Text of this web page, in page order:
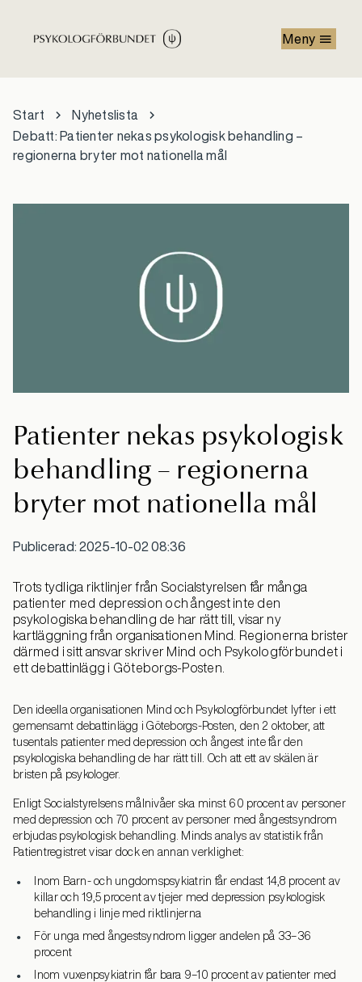
Meny
Start
Nyhetslista
Debatt: Patienter nekas psykologisk behandling –
regionerna bryter mot nationella mål
Patienter nekas psykologisk
behandling – regionerna
bryter mot nationella mål
Publicerad: 2025-10-02 08:36
Trots tydliga riktlinjer från Socialstyrelsen får många
patienter med depression och ångest inte den
psykologiska behandling de har rätt till, visar ny
kartläggning från organisationen Mind. Regionerna brister
därmed i sitt ansvar skriver Mind och Psykologförbundet i
ett debattinlägg i Göteborgs-Posten.
Den ideella organisationen Mind och Psykologförbundet lyfter i ett
gemensamt debattinlägg i Göteborgs-Posten, den 2 oktober, att
tusentals patienter med depression och ångest inte får den
psykologiska behandling de har rätt till. Och att ett av skälen är
bristen på psykologer.
Enligt Socialstyrelsens målnivåer ska minst 60 procent av personer
med depression och 70 procent av personer med ångestsyndrom
erbjudas psykologisk behandling. Minds analys av statistik från
Patientregistret visar dock en annan verklighet:
Inom Barn- och ungdomspsykiatrin får endast 14,8 procent av
killar och 19,5 procent av tjejer med depression psykologisk
behandling i linje med riktlinjerna
För unga med ångestsyndrom ligger andelen på 33–36
procent
Inom vuxenpsykiatrin får bara 9–10 procent av patienter med